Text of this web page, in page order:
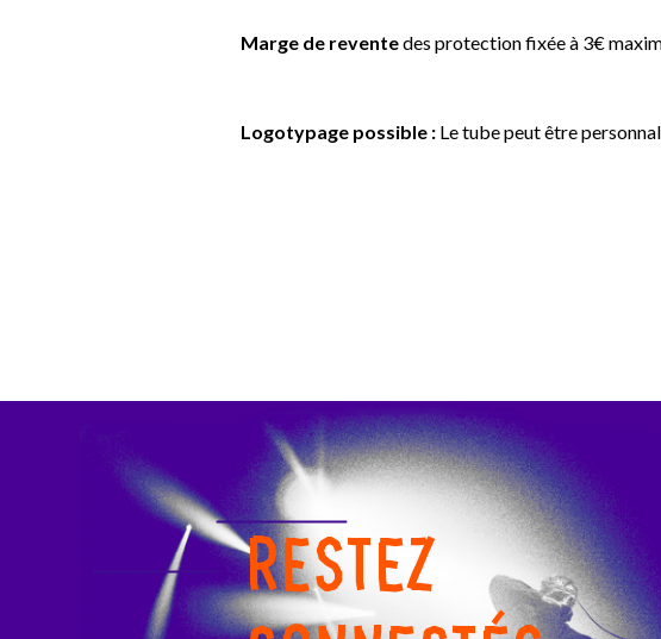
Marge de reventedes protection fixée à 3€
Logotypage possible : Le tube peut être
RESTEZ